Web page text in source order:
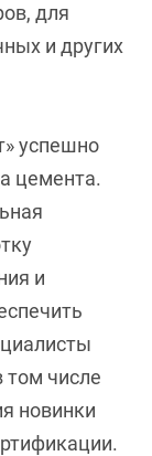
для
и других
успешно
цемента.
и
том числе
новинки